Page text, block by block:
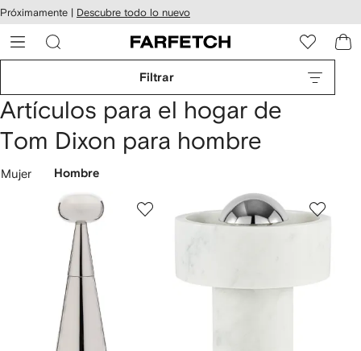
al
Próximamente | Descubre todo lo nuevo
Filtrar
Artículos para el hogar de
Tom Dixon para hombre
Mujer Hombre